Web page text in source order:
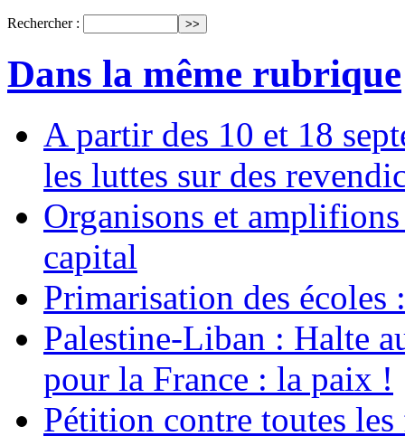
Rechercher :
Dans la même rubrique
A partir des 10 et 18
les luttes sur des
Organisons et
capital
Primarisation des
Palestine-Liban : Halte
pour la France : la paix !
Pétition contre toutes les